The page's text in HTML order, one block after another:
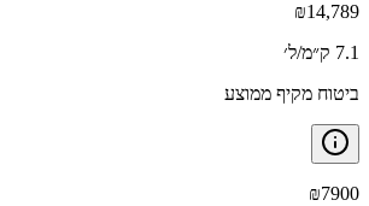
₪14,789
7.1 ק״מ/ל׳
ביטוח מקיף ממוצע
₪7900